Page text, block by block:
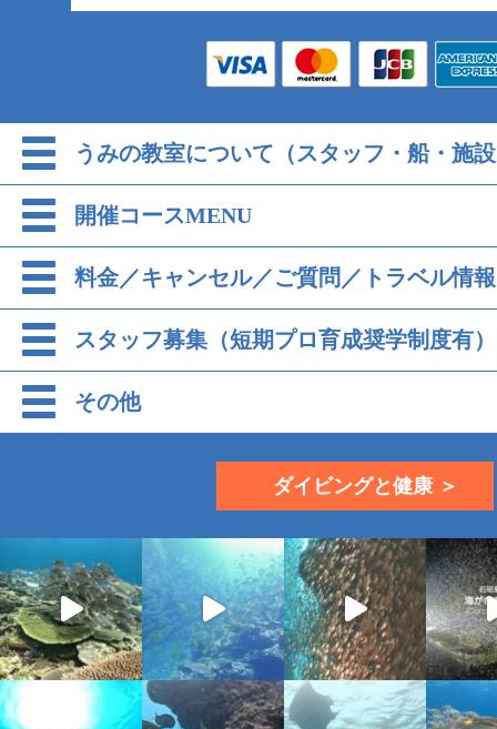
うみの教室について（スタッフ・船・施
開催コースMENU
料金／キャンセル／ご質問／トラベル情報
スタッフ募集（短期プロ育成奨学制度有）
その他
ダイビングと健康 ＞